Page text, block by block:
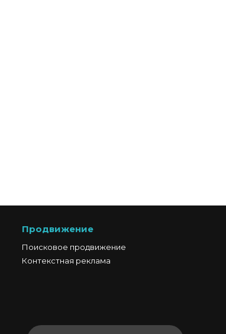
Продвижение
Поисковое продвижение
Контекстная реклама